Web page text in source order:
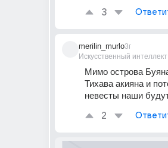
3
merilin_murlo
Искусственный интеллект
3г
Мимо острова
Тихава акияна и
невесты наши
2